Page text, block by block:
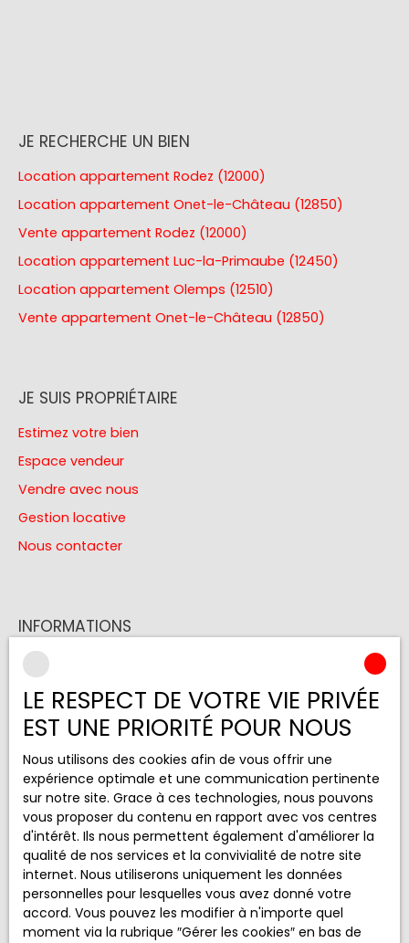
JE RECHERCHE UN BIEN
Location appartement Rodez (12000)
Location appartement Onet-le-Château (12850)
Vente appartement Rodez (12000)
Location appartement Luc-la-Primaube (12450)
Location appartement Olemps (12510)
Vente appartement Onet-le-Château (12850)
JE SUIS PROPRIÉTAIRE
Estimez votre bien
Espace vendeur
Vendre avec nous
Gestion locative
Nous contacter
INFORMATIONS
Nos honoraires
Mentions légales
Politique de confidentialité
Gérer les cookies
Propulsé par
+33 5 65 68 33 97
LE RESPECT DE VOTRE VIE PRIVÉE
EST UNE PRIORITÉ POUR NOUS
Nous utilisons des cookies afin de vous offrir une
expérience optimale et une communication pertinente
sur notre site. Grace à ces technologies, nous pouvons
vous proposer du contenu en rapport avec vos centres
d'intérêt. Ils nous permettent également d'améliorer la
qualité de nos services et la convivialité de notre site
internet. Nous utiliserons uniquement les données
personnelles pour lesquelles vous avez donné votre
accord. Vous pouvez les modifier à n'importe quel
moment via la rubrique ″Gérer les cookies″ en bas de